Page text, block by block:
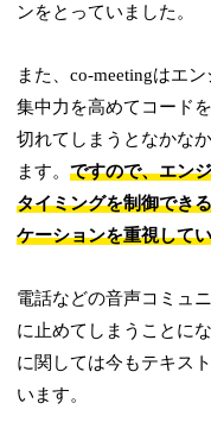
ンをとっていました。
また、co-meetingはエ
集中力を高めてコード
切れてしまうとなかな
ます。ですので、エン
タイミングを制御でき
ケーションを重視して
電話などの音声コミュ
に止めてしまうことに
に関しては今もテキス
います。